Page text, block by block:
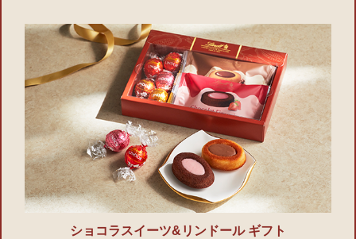
ショコラスイーツ&リンドール ギフト